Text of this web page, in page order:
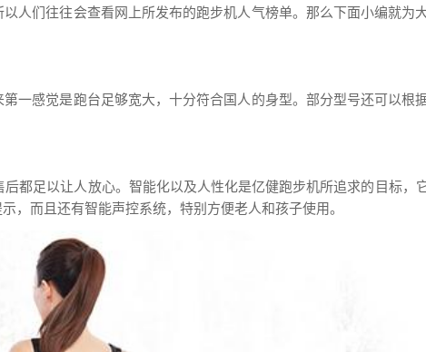
人们往往会查看网上所发布的跑步机人气榜单。那么下面小编就为
一感觉是跑台足够宽大，十分符合国人的身型。部分型号还可以根
都足以让人放心。智能化以及人性化是亿健跑步机所追求的目标，
，而且还有智能声控系统，特别方便老人和孩子使用。